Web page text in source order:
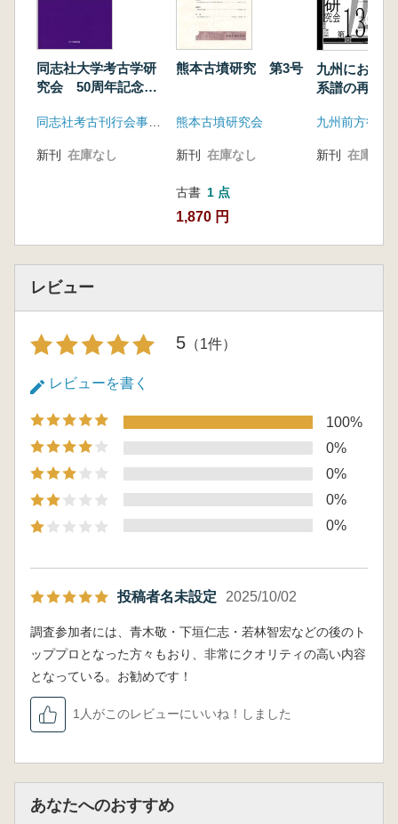
第4節 玉手山1号墳の意義
同志社大学考古学研
究会 50周年記念論
新刊 在庫なし
熊本古墳研究 第3号
熊本古墳研究会
新刊 在庫なし
古書 1 点
1,870 円
九州におけ
系譜の再検討
九州前方後円
新刊 在庫なし
レビュー
5 （1件）
レビューを書く
100%
0%
0%
0%
0%
投稿者名未設定 2025/10/02
調査参加者には、青木敬・下垣仁志・若林智宏などの後のト
ッププロとなった方々もおり、非常にクオリティの高い内容
となっている。お勧めです！
1人がこのレビューにいいね！しました
あなたへのおすすめ